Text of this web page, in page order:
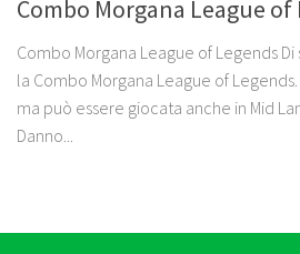
Combo Morgana League of
Combo Morgana League of Legends
la Combo Morgana League of
ma può essere giocata anche in Mid
Danno...